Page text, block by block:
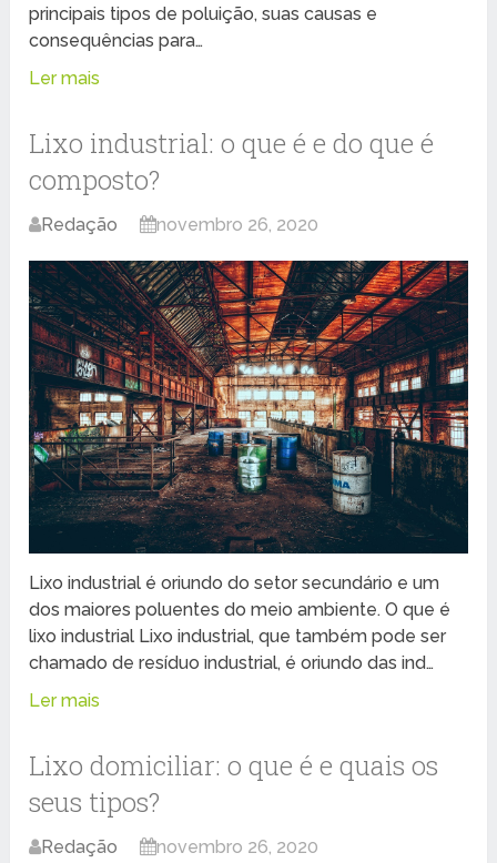
principais tipos de poluição, suas causas e
consequências para…
Ler mais
Lixo industrial: o que é e do que é
composto?
Redação novembro 26, 2020
Lixo industrial é oriundo do setor secundário e um
dos maiores poluentes do meio ambiente. O que é
lixo industrial Lixo industrial, que também pode ser
chamado de resíduo industrial, é oriundo das ind…
Ler mais
Lixo domiciliar: o que é e quais os
seus tipos?
Redação novembro 26, 2020